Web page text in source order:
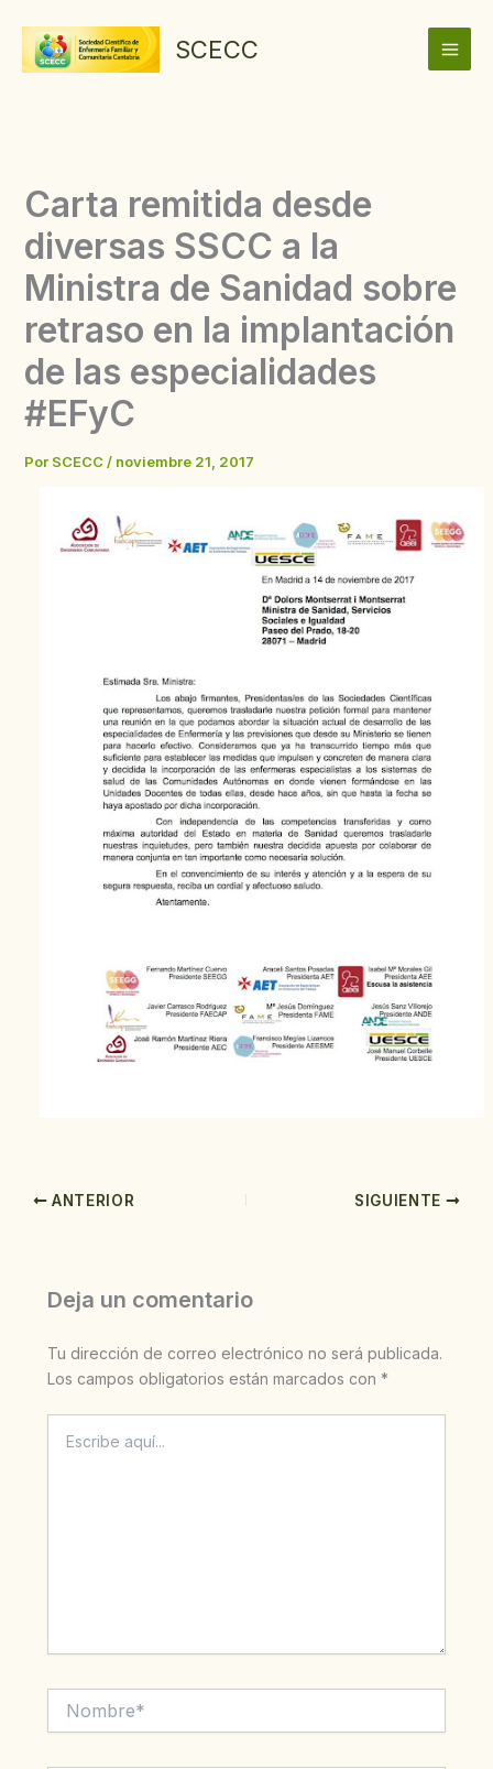
contenido
SCECC
Carta remitida desde
diversas SSCC a la
Ministra de Sanidad sobre
retraso en la implantación
de las especialidades
#EFyC
Por SCECC / noviembre 21, 2017
ANTERIOR SIGUIENTE
Deja un comentario
Tu dirección de correo electrónico no será publicada.
Los campos obligatorios están marcados con *
aquí...